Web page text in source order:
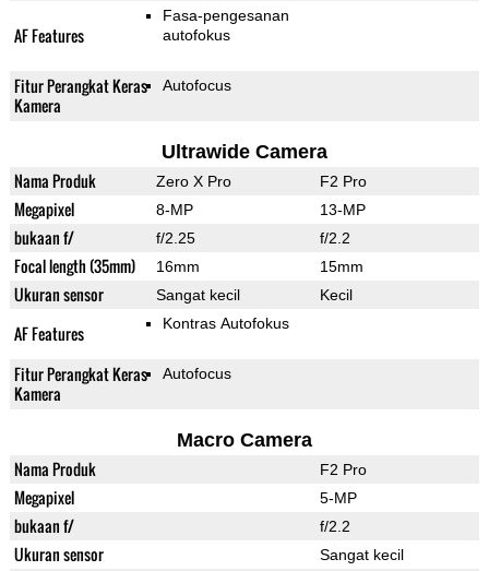
AF Features
Fasa-pengesanan
autofokus
Fitur Perangkat Keras
Kamera
Autofocus
Ultrawide Camera
Nama Produk Zero X Pro F2 Pro
Megapixel 8-MP 13-MP
bukaan f/ f/2.25 f/2.2
Focal length (35mm) 16mm 15mm
Ukuran sensor Sangat kecil Kecil
AF Features Kontras Autofokus
Fitur Perangkat Keras
Kamera
Autofocus
Macro Camera
Nama Produk F2 Pro
Megapixel 5-MP
bukaan f/ f/2.2
Ukuran sensor Sangat kecil